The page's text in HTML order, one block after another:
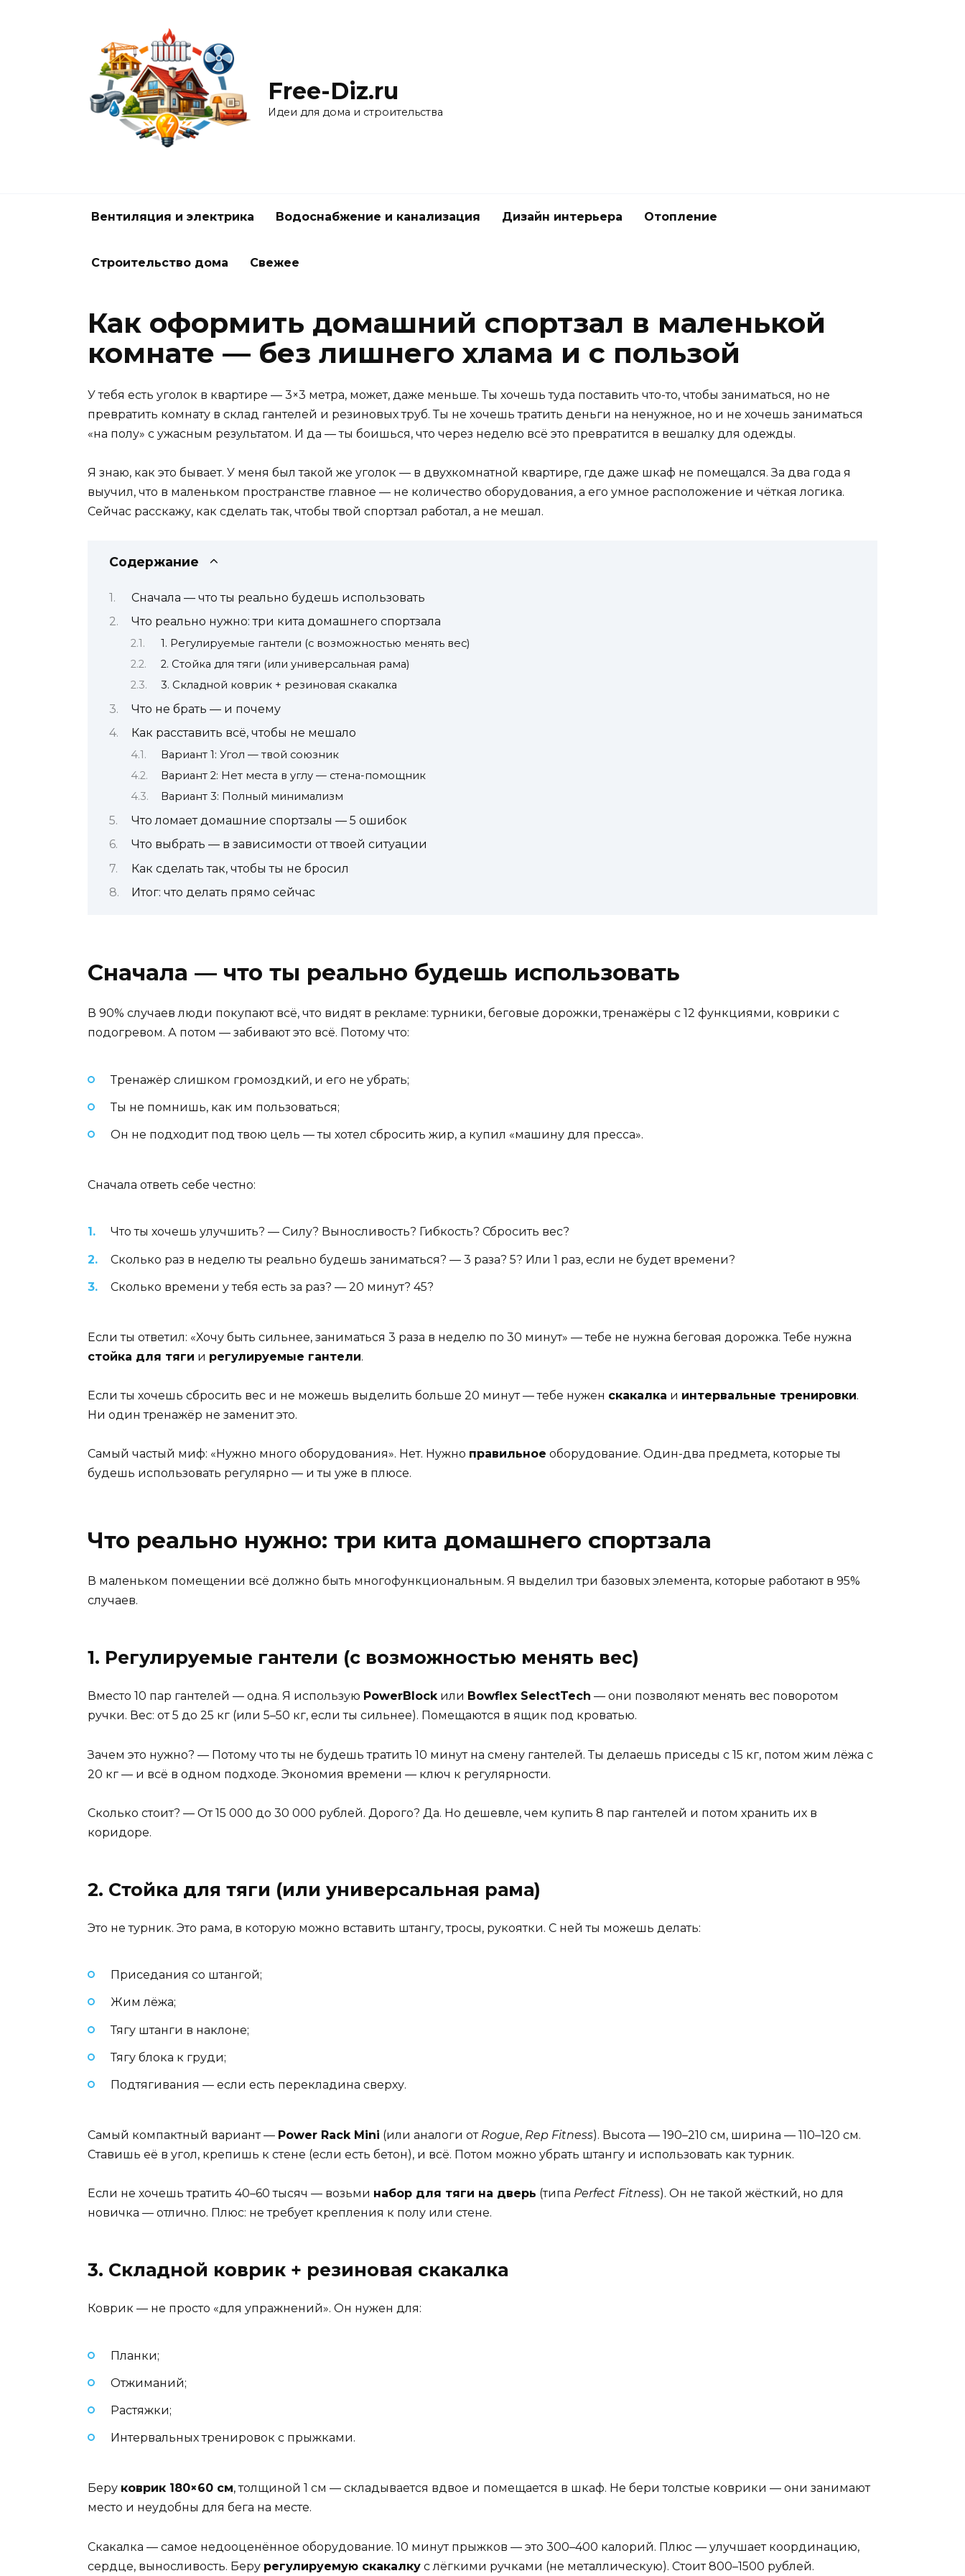
Free-Diz.ru
Идеи для дома и строительства
Вентиляция и электрика Водоснабжение и канализация Дизайн интерьера Отопление
Строительство дома Свежее
Как оформить домашний спортзал в маленькой
комнате — без лишнего хлама и с пользой
У тебя есть уголок в квартире — 3×3 метра, может, даже меньше. Ты хочешь туда поставить что-то, чтобы заниматься, но не
превратить комнату в склад гантелей и резиновых труб. Ты не хочешь тратить деньги на ненужное, но и не хочешь заниматься
«на полу» с ужасным результатом. И да — ты боишься, что через неделю всё это превратится в вешалку для одежды.
Я знаю, как это бывает. У меня был такой же уголок — в двухкомнатной квартире, где даже шкаф не помещался. За два года я
выучил, что в маленьком пространстве главное — не количество оборудования, а его умное расположение и чёткая логика.
Сейчас расскажу, как сделать так, чтобы твой спортзал работал, а не мешал.
Содержание
Сначала — что ты реально будешь использовать
Что реально нужно: три кита домашнего спортзала
1. Регулируемые гантели (с возможностью менять вес)
2. Стойка для тяги (или универсальная рама)
3. Складной коврик + резиновая скакалка
Что не брать — и почему
Как расставить всё, чтобы не мешало
Вариант 1: Угол — твой союзник
Вариант 2: Нет места в углу — стена-помощник
Вариант 3: Полный минимализм
Что ломает домашние спортзалы — 5 ошибок
Что выбрать — в зависимости от твоей ситуации
Как сделать так, чтобы ты не бросил
Итог: что делать прямо сейчас
Сначала — что ты реально будешь использовать
В 90% случаев люди покупают всё, что видят в рекламе: турники, беговые дорожки, тренажёры с 12 функциями, коврики с
подогревом. А потом — забивают это всё. Потому что:
Тренажёр слишком громоздкий, и его не убрать;
Ты не помнишь, как им пользоваться;
Он не подходит под твою цель — ты хотел сбросить жир, а купил «машину для пресса».
Сначала ответь себе честно:
Что ты хочешь улучшить? — Силу? Выносливость? Гибкость? Сбросить вес?
Сколько раз в неделю ты реально будешь заниматься? — 3 раза? 5? Или 1 раз, если не будет времени?
Сколько времени у тебя есть за раз? — 20 минут? 45?
Если ты ответил: «Хочу быть сильнее, заниматься 3 раза в неделю по 30 минут» — тебе не нужна беговая дорожка. Тебе нужна
стойка для тяги и регулируемые гантели.
Если ты хочешь сбросить вес и не можешь выделить больше 20 минут — тебе нужен скакалка и интервальные тренировки.
Ни один тренажёр не заменит это.
Самый частый миф: «Нужно много оборудования». Нет. Нужно правильное оборудование. Один-два предмета, которые ты
будешь использовать регулярно — и ты уже в плюсе.
Что реально нужно: три кита домашнего спортзала
В маленьком помещении всё должно быть многофункциональным. Я выделил три базовых элемента, которые работают в 95%
случаев.
1. Регулируемые гантели (с возможностью менять вес)
Вместо 10 пар гантелей — одна. Я использую PowerBlockили Bowflex SelectTech — они позволяют менять вес поворотом
ручки. Вес: от 5 до 25 кг (или 5–50 кг, если ты сильнее). Помещаются в ящик под кроватью.
Зачем это нужно? — Потому что ты не будешь тратить 10 минут на смену гантелей. Ты делаешь приседы с 15 кг, потом жим лёжа с
20 кг — и всё в одном подходе. Экономия времени — ключ к регулярности.
Сколько стоит? — От 15 000 до 30 000 рублей. Дорого? Да. Но дешевле, чем купить 8 пар гантелей и потом хранить их в
коридоре.
2. Стойка для тяги (или универсальная рама)
Это не турник. Это рама, в которую можно вставить штангу, тросы, рукоятки. С ней ты можешь делать:
Приседания со штангой;
Жим лёжа;
Тягу штанги в наклоне;
Тягу блока к груди;
Подтягивания — если есть перекладина сверху.
Самый компактный вариант — Power Rack Mini (или аналоги от Rogue, Rep Fitness). Высота — 190–210 см, ширина — 110–120 см.
Ставишь её в угол, крепишь к стене (если есть бетон), и всё. Потом можно убрать штангу и использовать как турник.
Если не хочешь тратить 40–60 тысяч — возьми набор для тяги на дверь (типа Perfect Fitness). Он не такой жёсткий, но для
новичка — отлично. Плюс: не требует крепления к полу или стене.
3. Складной коврик + резиновая скакалка
Коврик — не просто «для упражнений». Он нужен для:
Планки;
Отжиманий;
Растяжки;
Интервальных тренировок с прыжками.
Беру коврик 180×60 см, толщиной 1 см — складывается вдвое и помещается в шкаф. Не бери толстые коврики — они занимают
место и неудобны для бега на месте.
Скакалка — самое недооценённое оборудование. 10 минут прыжков — это 300–400 калорий. Плюс — улучшает координацию,
сердце, выносливость. Беру регулируемую скакалку с лёгкими ручками (не металлическую). Стоит 800–1500 рублей.